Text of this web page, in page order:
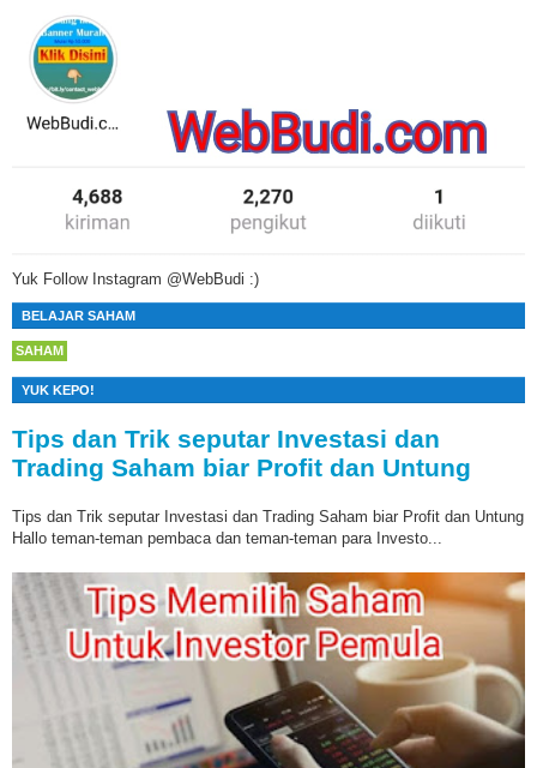
Yuk Follow Instagram @WebBudi :)
BELAJAR SAHAM
SAHAM
YUK KEPO!
Tips dan Trik seputar Investasi dan
Trading Saham biar Profit dan Untung
Tips dan Trik seputar Investasi dan Trading Saham biar Profit dan Untung
Hallo teman-teman pembaca dan teman-teman para Investo...